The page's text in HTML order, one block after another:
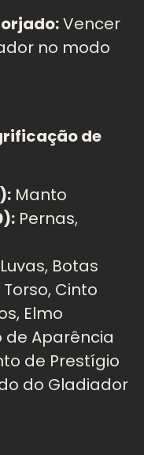
Vencer
no modo
de
Manto
Pernas,
Luvas, Botas
Torso, Cinto
Elmo
de Aparência
de Prestígio
do Gladiador